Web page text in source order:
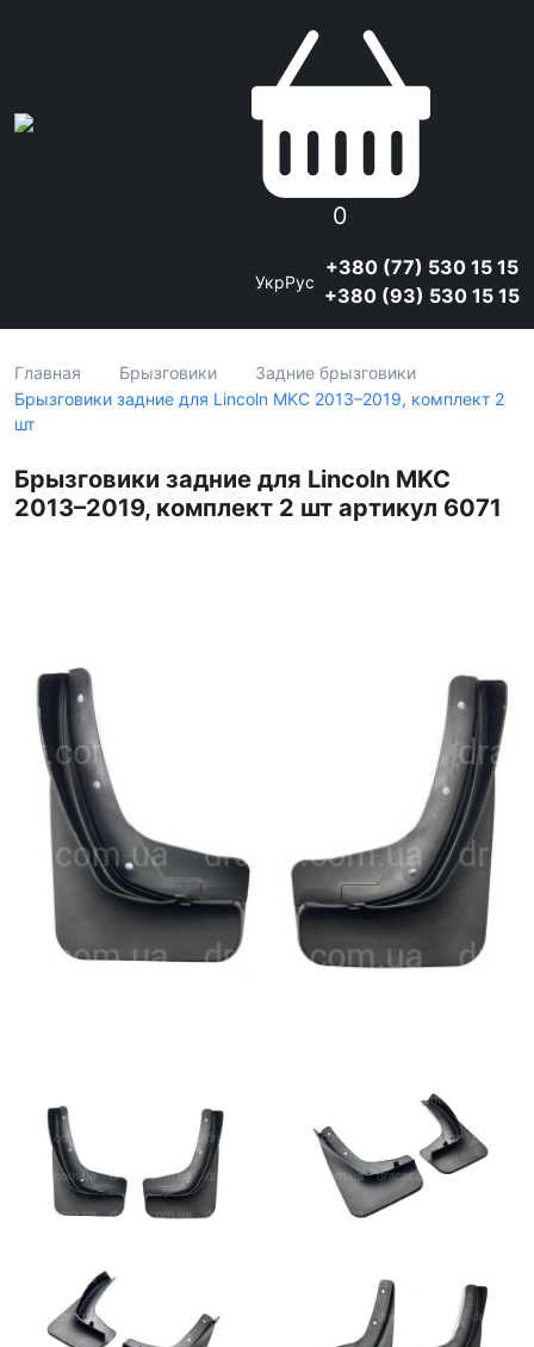
0
УкрРус
+380 (77) 530 15 15
+380 (93) 530 15 15
Главная Брызговики
Задние брызговики
Брызговики задние для Lincoln MKC 2013–2019, комплект 2
шт
Брызговики задние для Lincoln MKC
2013–2019, комплект 2 шт артикул 6071